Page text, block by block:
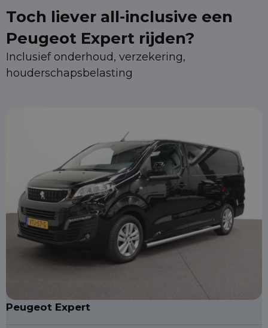
Toch liever all-inclusive een
Peugeot Expert rijden?
Inclusief onderhoud, verzekering,
houderschapsbelasting
Peugeot Expert